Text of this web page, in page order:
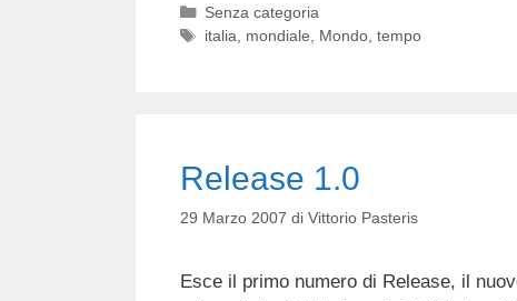
Categorie
Senza categoria
Tag
italia mondiale Mondo, tempo
Release 1.0
29 Marzo 2007 di Vittorio Pasteris
Esce il primo numero di Release, il